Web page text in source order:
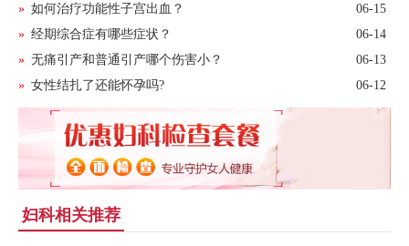
06-15
» 如何治疗功能性子宫出血？
06-14
» 经期综合症有哪些症状？
06-13
» 无痛引产和普通引产哪个伤害小？
06-12
» 女性结扎了还能怀孕吗?
妇科相关推荐